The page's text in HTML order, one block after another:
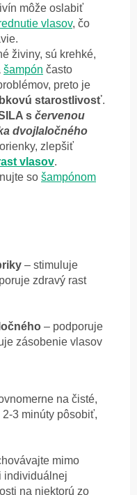
môže oslabiť
vlasov, čo
živiny, sú krehké,
šampón často
preto je
starostlivosť.
s červenou
dvojlaločného
zlepšiť
vlasov.
so šampónom
– stimuluje
zdravý rast
– podporuje
zásobenie vlasov
na čisté,
3 minúty pôsobiť,
mimo
individuálnej
na niektorú zo